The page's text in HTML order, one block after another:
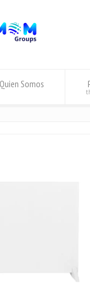
Quien Somos